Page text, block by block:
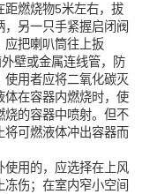
燃烧物5米左右，拔
另一只手紧握启闭阀
应把喇叭筒往上扳
壁或金属连线管，防
使用者应将二氧化碳灭
体在容器内燃烧时，使
烧的容器中喷射。但不
可燃液体冲出容器而
用的，应选择在上风
伤；在室内窄小空间